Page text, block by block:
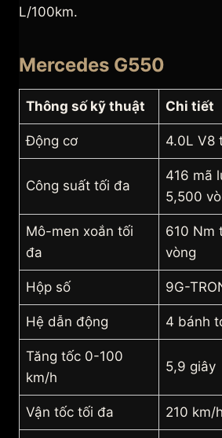
L/100km.
Mercedes G550
Thông số kỹ thuật Chi tiết
Động cơ 4.0L V8
Công suất tối đa
416 mã
5,500
Mô-men xoắn tối
đa
610 Nm
vòng
Hộp số 9G-
Hệ dẫn động 4 bánh
Tăng tốc 0-100
km/h
5,9 giây
Vận tốc tối đa 210 km/h